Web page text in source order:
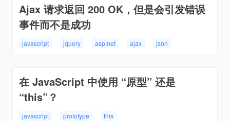
Ajax 请求返回 200 OK，但是会引发错误
事件而不是成功
javascript jquery asp.net ajax json
在 JavaScript 中使用 “原型” 还是
“this”？
javascript prototype this